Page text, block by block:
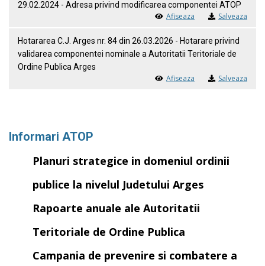
29.02.2024 - Adresa privind modificarea componentei ATOP
Afiseaza Salveaza
Hotararea C.J. Arges nr. 84 din 26.03.2026 - Hotarare privind
validarea componentei nominale a Autoritatii Teritoriale de
Ordine Publica Arges
Afiseaza Salveaza
Informari ATOP
Planuri strategice in domeniul ordinii
publice la nivelul Judetului Arges
Rapoarte anuale ale Autoritatii
Teritoriale de Ordine Publica
Campania de prevenire si combatere a